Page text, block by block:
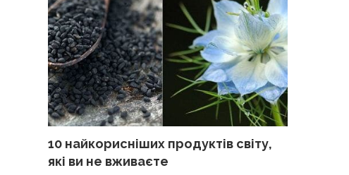
10 найкорисніших продуктів світу,
які ви не вживаєте